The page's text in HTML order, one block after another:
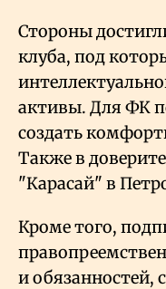
Стороны
клуба, под
активы. Для ФК
создать
Также в
"Карасай" в
Кроме того,
и обязанностей,